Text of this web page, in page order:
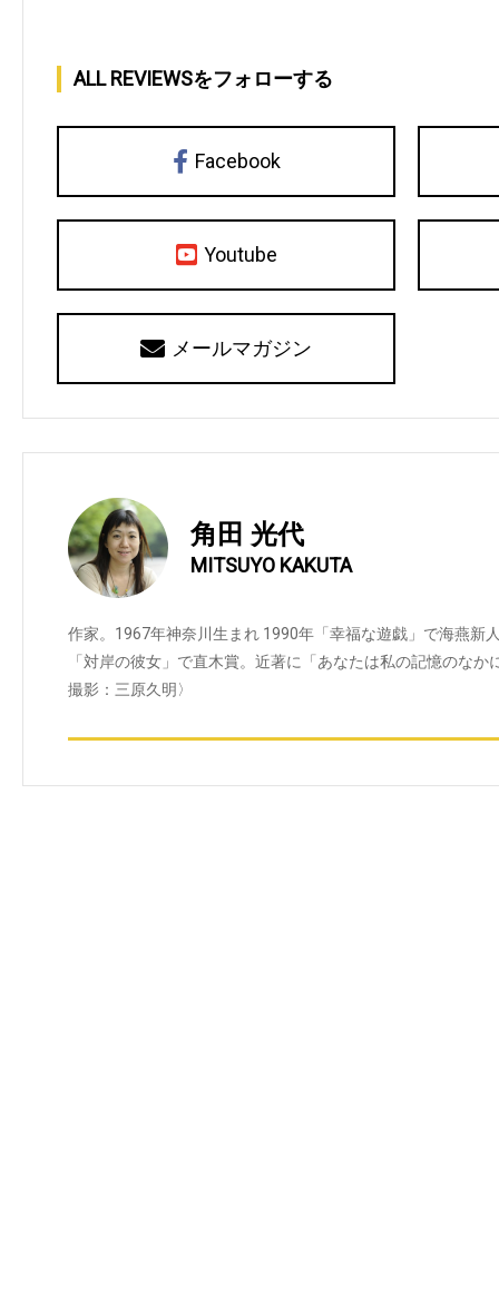
ALL REVIEWSをフォローする
Facebook
Youtube
メールマガジン
角田 光代
MITSUYO KAKUTA
作家。1967年神奈川生まれ 1990年「幸福な遊戯」で海燕新
「対岸の彼女」で直木賞。近著に「あなたは私の記憶のな
撮影：三原久明〉